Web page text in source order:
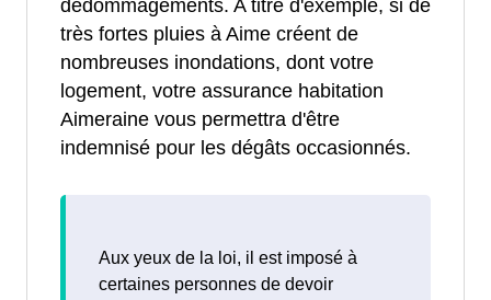
dédommagements. A titre d'exemple, si de
très fortes pluies à Aime créent de
nombreuses inondations, dont votre
logement, votre assurance habitation
Aimeraine vous permettra d'être
indemnisé pour les dégâts occasionnés.
Aux yeux de la loi, il est imposé à
certaines personnes de devoir